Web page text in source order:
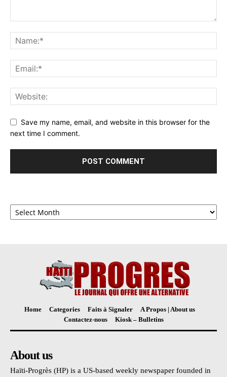
Save my name, email, and website in this browser for the
next time I comment.
Archives
Home Categories Faits à Signaler
A Propos | About us
Contactez-nous
Kiosk – Bulletins
About us
Haïti-Progrès (HP) is a US-based weekly newspaper founded in